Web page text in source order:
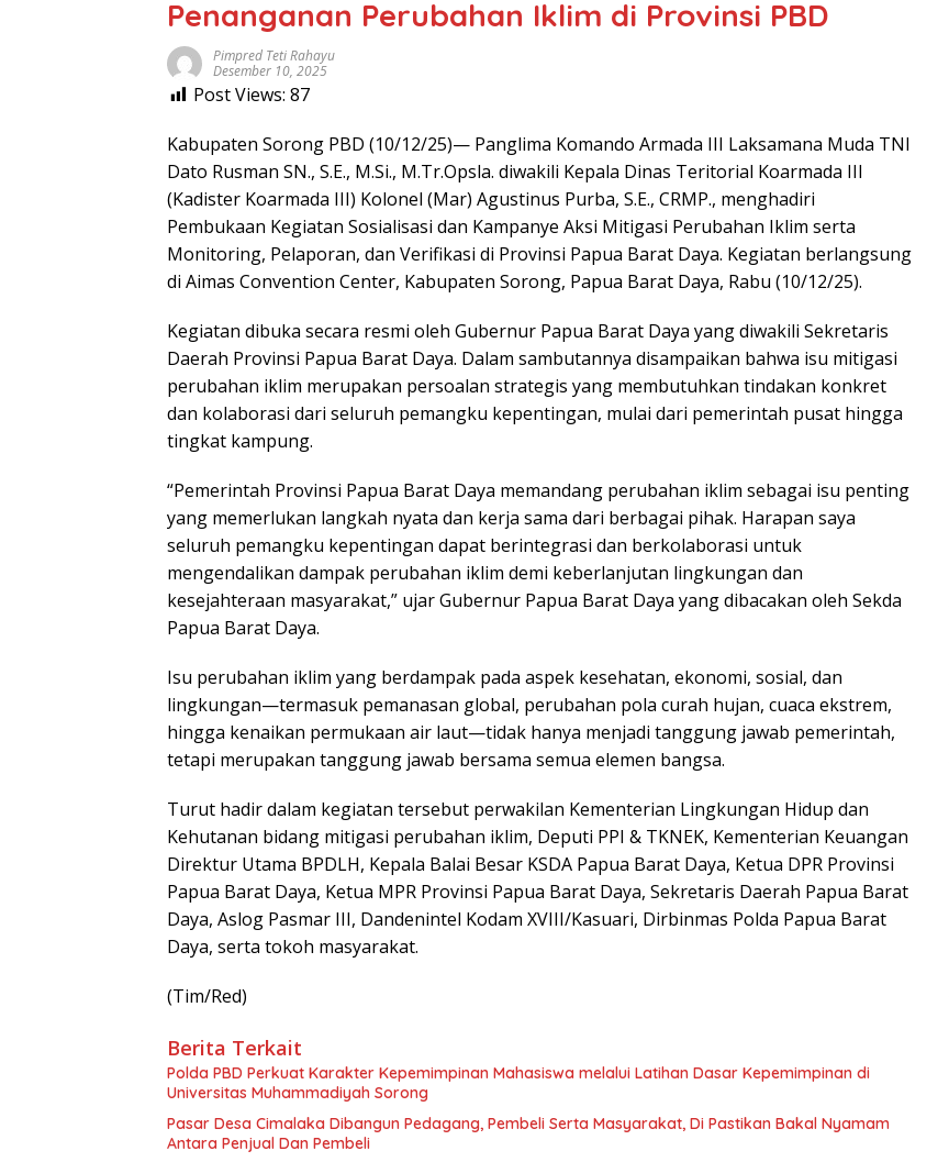
Penanganan Perubahan Iklim di Provinsi PBD
Pimpred Teti Rahayu
Desember 10, 2025
Post Views: 87
Kabupaten Sorong PBD (10/12/25)— Panglima Komando Armada III Laksamana Muda TNI
Dato Rusman SN., S.E., M.Si., M.Tr.Opsla. diwakili Kepala Dinas Teritorial Koarmada III
(Kadister Koarmada III) Kolonel (Mar) Agustinus Purba, S.E., CRMP., menghadiri
Pembukaan Kegiatan Sosialisasi dan Kampanye Aksi Mitigasi Perubahan Iklim serta
Monitoring, Pelaporan, dan Verifikasi di Provinsi Papua Barat Daya. Kegiatan berlangsung
di Aimas Convention Center, Kabupaten Sorong, Papua Barat Daya, Rabu (10/12/25).
Kegiatan dibuka secara resmi oleh Gubernur Papua Barat Daya yang diwakili Sekretaris
Daerah Provinsi Papua Barat Daya. Dalam sambutannya disampaikan bahwa isu mitigasi
perubahan iklim merupakan persoalan strategis yang membutuhkan tindakan konkret
dan kolaborasi dari seluruh pemangku kepentingan, mulai dari pemerintah pusat hingga
tingkat kampung.
“Pemerintah Provinsi Papua Barat Daya memandang perubahan iklim sebagai isu penting
yang memerlukan langkah nyata dan kerja sama dari berbagai pihak. Harapan saya
seluruh pemangku kepentingan dapat berintegrasi dan berkolaborasi untuk
mengendalikan dampak perubahan iklim demi keberlanjutan lingkungan dan
kesejahteraan masyarakat,” ujar Gubernur Papua Barat Daya yang dibacakan oleh Sekda
Papua Barat Daya.
Isu perubahan iklim yang berdampak pada aspek kesehatan, ekonomi, sosial, dan
lingkungan—termasuk pemanasan global, perubahan pola curah hujan, cuaca ekstrem,
hingga kenaikan permukaan air laut—tidak hanya menjadi tanggung jawab pemerintah,
tetapi merupakan tanggung jawab bersama semua elemen bangsa.
Turut hadir dalam kegiatan tersebut perwakilan Kementerian Lingkungan Hidup dan
Kehutanan bidang mitigasi perubahan iklim, Deputi PPI & TKNEK, Kementerian Keuangan
Direktur Utama BPDLH, Kepala Balai Besar KSDA Papua Barat Daya, Ketua DPR Provinsi
Papua Barat Daya, Ketua MPR Provinsi Papua Barat Daya, Sekretaris Daerah Papua Barat
Daya, Aslog Pasmar III, Dandenintel Kodam XVIII/Kasuari, Dirbinmas Polda Papua Barat
Daya, serta tokoh masyarakat.
(Tim/Red)
Berita Terkait
Polda PBD Perkuat Karakter Kepemimpinan Mahasiswa melalui Latihan Dasar Kepemimpinan di
Universitas Muhammadiyah Sorong
Pasar Desa Cimalaka Dibangun Pedagang, Pembeli Serta Masyarakat, Di Pastikan Bakal Nyamam
Antara Penjual Dan Pembeli